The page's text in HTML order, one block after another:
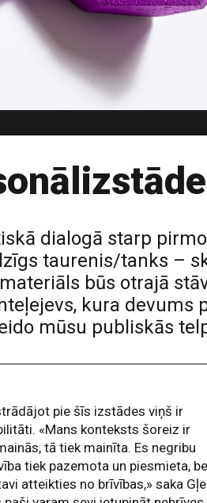
dialogā starp
taurenis/tanks –
būs otrajā
kura devums
mūsu publiskās
pie šīs izstādes viņš ir
«Mans konteksts šoreiz ir
tā tiek mainīta. Es negribu
tiek pazemota un piesmieta,
atteikties no brīvības,» saka